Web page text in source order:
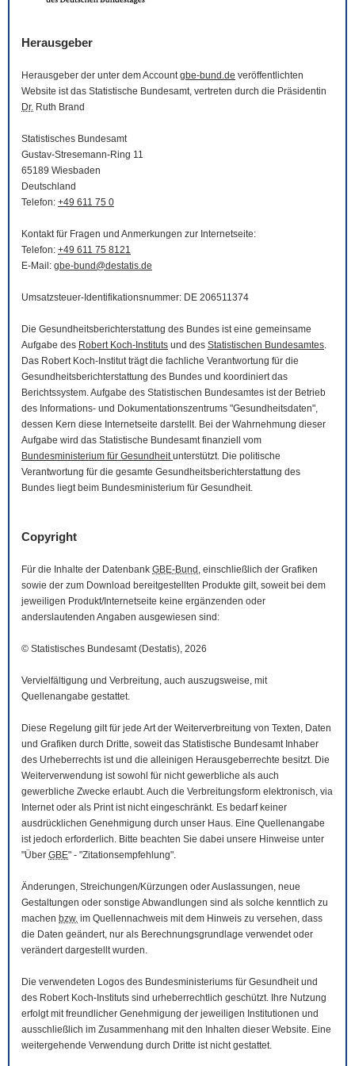
Herausgeber
Herausgeber der unter dem Accountgbe-bund.de veröffentlichten
Website ist das Statistische Bundesamt, vertreten durch die Präsidentin
Dr. Ruth Brand
Statistisches Bundesamt
Gustav-Stresemann-Ring 11
65189 Wiesbaden
Deutschland
Telefon: +49 611 75 0
Kontakt für Fragen und Anmerkungen zur Internetseite:
Telefon: +49 611 75 8121
E-Mail : gbe-bund@destatis.de
Umsatzsteuer-Identifikationsnummer: DE 206511374
Die Gesundheitsberichterstattung des Bundes ist eine gemeinsame
Aufgabe des Robert Koch-Instituts und des Statistischen Bundesamtes.
Das Robert Koch-Institut trägt die fachliche Verantwortung für die
Gesundheitsberichterstattung des Bundes und koordiniert das
Berichtssystem. Aufgabe des Statistischen Bundesamtes ist der Betrieb
des Informations- und Dokumentationszentrums "Gesundheitsdaten",
dessen Kern diese Internetseite darstellt. Bei der Wahrnehmung dieser
Aufgabe wird das Statistische Bundesamt finanziell vom
Bundesministerium für Gesundheitunterstützt. Die politische
Verantwortung für die gesamte Gesundheitsberichterstattung des
Bundes liegt beim Bundesministerium für Gesundheit.
Copyright
Für die Inhalte der Datenbank GBE-Bund , einschließlich der Grafiken
sowie der zum Download bereitgestellten Produkte gilt, soweit bei dem
jeweiligen Produkt/Internetseite keine ergänzenden oder
anderslautenden Angaben ausgewiesen sind:
© Statistisches Bundesamt (Destatis), 2026
Vervielfältigung und Verbreitung, auch auszugsweise, mit
Quellenangabe gestattet.
Diese Regelung gilt für jede Art der Weiterverbreitung von Texten, Daten
und Grafiken durch Dritte, soweit das Statistische Bundesamt Inhaber
des Urheberrechts ist und die alleinigen Herausgeberrechte besitzt. Die
Weiterverwendung ist sowohl für nicht gewerbliche als auch
gewerbliche Zwecke erlaubt. Auch die Verbreitungsform elektronisch, via
Internet oder als Print ist nicht eingeschränkt. Es bedarf keiner
ausdrücklichen Genehmigung durch unser Haus. Eine Quellenangabe
ist jedoch erforderlich. Bitte beachten Sie dabei unsere Hinweise unter
"Über GBE" - "Zitationsempfehlung".
Änderungen, Streichungen/Kürzungen oder Auslassungen, neue
Gestaltungen oder sonstige Abwandlungen sind als solche kenntlich zu
machen bzw. im Quellennachweis mit dem Hinweis zu versehen, dass
die Daten geändert, nur als Berechnungsgrundlage verwendet oder
verändert dargestellt wurden.
Die verwendeten Logos des Bundesministeriums für Gesundheit und
des Robert Koch-Instituts sind urheberrechtlich geschützt. Ihre Nutzung
erfolgt mit freundlicher Genehmigung der jeweiligen Institutionen und
ausschließlich im Zusammenhang mit den Inhalten dieser Website. Eine
weitergehende Verwendung durch Dritte ist nicht gestattet.